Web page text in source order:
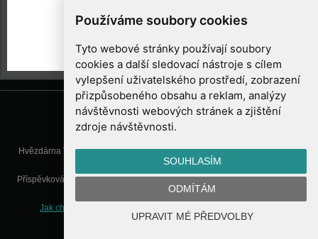
Používáme soubory cookies
Tyto webové stránky používají soubory
cookies a další sledovací nástroje s cílem
vylepšení uživatelského prostředí, zobrazení
přizpůsobeného obsahu a reklam, analýzy
návštěvnosti webových stránek a zjištění
zdroje návštěvnosti.
SOUHLASÍM
ODMÍTÁM
UPRAVIT MÉ PŘEDVOLBY
TECHNIKA A KOSMICKÉ
TECHNOLOGIE
Hvězdárna Valašské Meziříčí, příspěvková organizace, Vsetínská 78, 757
01 Valašské Meziříčí
Příspěvková organizace Zlínského kraje. Telefon:571 611 928, Mobil:777
info@astrovm.cz
Jak chráníme Vaše osobní údaje
WebConsult.cz